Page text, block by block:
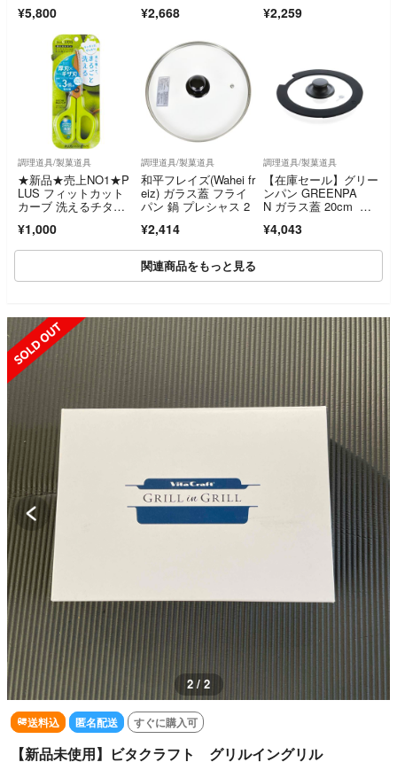
¥5,800 ¥2,668 ¥2,259
調理道具/製菓道具
★新品★売上NO1★P
LUS フィットカット
カーブ 洗えるチタ
¥1,000
調理道具/製菓道具
和平フレイズ(Wahei fr
eiz) ガラス蓋 フライ
パン 鍋 プレシャス 2
¥2,414
調理道具/製菓道具
【在庫セール】グリー
ンパン GREENPA
N ガラス蓋 20cm ソ
¥4,043
関連商品をもっと見る
SOLD OUT
2 / 2
送料込 匿名配送 すぐに購入可
【新品未使用】ビタクラフト グリルイングリル